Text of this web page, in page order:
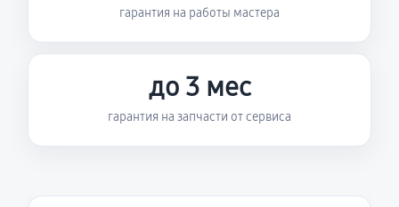
гарантия на работы мастера
до 3 мес
гарантия на запчасти от сервиса